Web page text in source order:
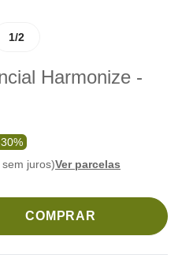
1/2
Harmonize -
juros)Ver parcelas
COMPRAR